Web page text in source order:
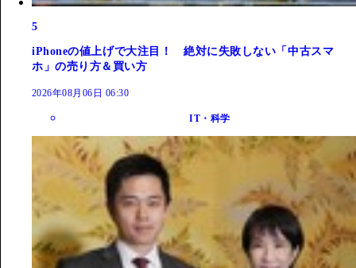
5
iPhoneの値上げで大注目！ 絶対に失敗しない「中古スマ
ホ」の売り方＆買い方
2026年08月06日 06:30
IT・科学